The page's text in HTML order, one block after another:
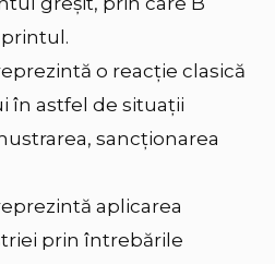
printul.
o reacție clasică
în astfel de situații
sancționarea
aplicarea
prin întrebările